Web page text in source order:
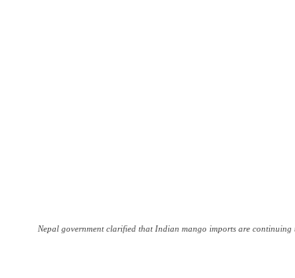
Nepal government clarified that Indian mango imports are continuing